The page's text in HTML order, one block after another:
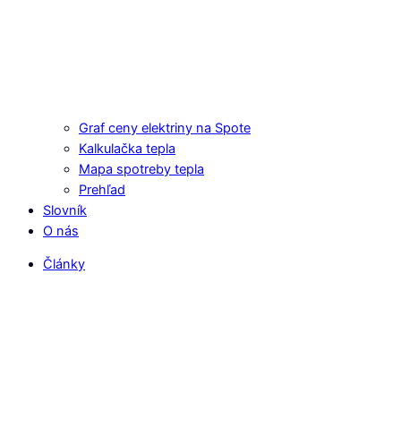
Graf ceny elektriny na Spote
Kalkulačka tepla
Mapa spotreby tepla
Prehľad
Slovník
O nás
Články